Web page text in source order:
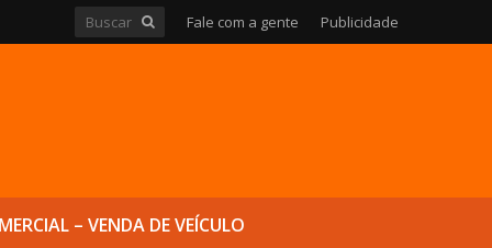
Fale com a gente Publicidade
– VENDA DE VEÍCULO